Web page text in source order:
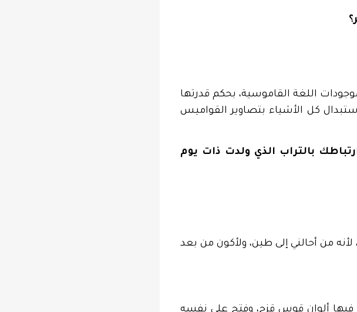
اللغة القاموسية، بحكم قدرتها
كل الأشياء بتصاوير القواميس
بالتراب الذي ولدت ذات يوم
من أحالني إلى طين، ولأكون من بعد